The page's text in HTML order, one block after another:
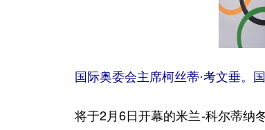
国际奥委会主席柯丝蒂·考文垂。国
将于2月6日开幕的米兰-科尔蒂纳冬